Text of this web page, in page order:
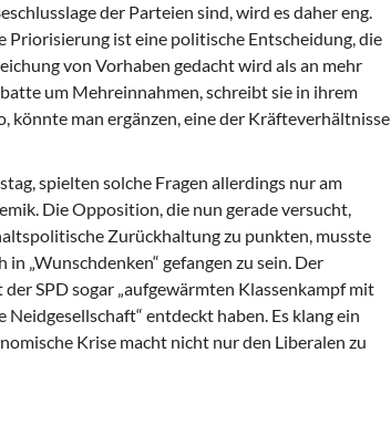
der Parteien sind, wird es daher eng.
Priorisierung ist eine politische Entscheidung, die
von Vorhaben gedacht wird als an mehr
um Mehreinnahmen, schreibt sie in ihrem
könnte man ergänzen, eine der Kräfteverhältnisse
spielten solche Fragen allerdings nur am
Die Opposition, die nun gerade versucht,
Zurückhaltung zu punkten, musste
„Wunschdenken“ gefangen zu sein. Der
SPD sogar „aufgewärmten Klassenkampf mit
entdeckt haben. Es klang ein
Krise macht nicht nur den Liberalen zu